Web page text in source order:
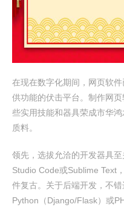
在现在数字化期间，网页软
供功能的伏击平台。制作网
些实用技能和器具荣成市华
质料。
领先，选拔允洽的开发器具
Studio Code或Sublime Text
件复古。关于后端开发，不错
Python（Django/Flask）或